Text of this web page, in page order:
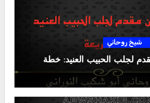
شيخ روحاني
لجلب الحبيب العنيد: خطة